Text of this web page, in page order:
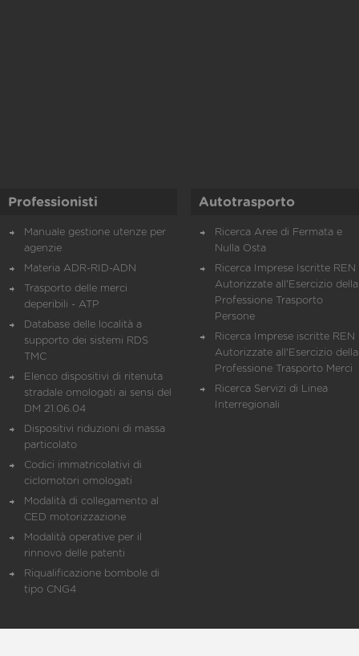
Professionisti
Manuale gestione utenze per
agenzie
Materia ADR-RID-ADN
Trasporto delle merci
deperibili - ATP
Database delle località a
supporto dei sistemi RDS
TMC
Elenco dispositivi di ritenuta
stradale omologati ai sensi del
DM 21.06.04
Dispositivi riduzioni di massa
particolato
Codici immatricolativi di
ciclomotori omologati
Modalità di collegamento al
CED motorizzazione
Modalità operative per il
rinnovo delle patenti
Riqualificazione bombole di
tipo CNG4
Autotrasporto
Ricerca Aree di Fermata e
Nulla Osta
Ricerca Imprese Iscritte REN
Autorizzate all'Esercizio della
Professione Trasporto
Persone
Ricerca Imprese iscritte REN
Autorizzate all'Esercizio della
Professione Trasporto Merci
Ricerca Servizi di Linea
Interregionali